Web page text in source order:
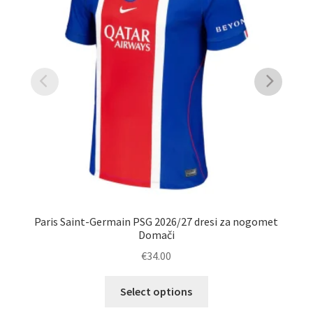
Paris Saint-Germain PSG 2026/27 dresi za nogomet
Domači
€34.00
Select options